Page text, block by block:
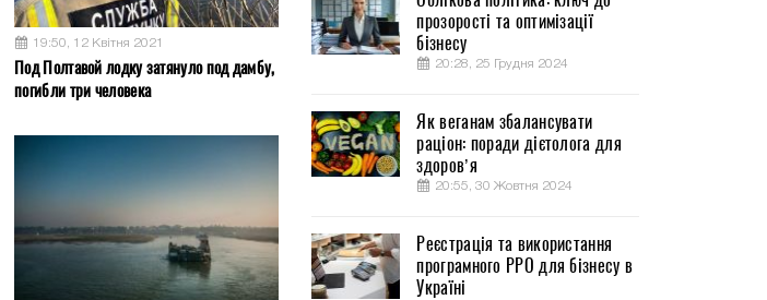
19:50, 12 Квітня 2021
Под Полтавой лодку затянуло под дамбу,
погибли три человека
прозорості та оптимізації
бізнесу
20:28, 25 Грудня 2024
Як веганам збалансувати
раціон: поради дієтолога для
здоров’я
20:55, 30 Жовтня 2024
Реєстрація та використання
програмного РРО для бізнесу в
Україні